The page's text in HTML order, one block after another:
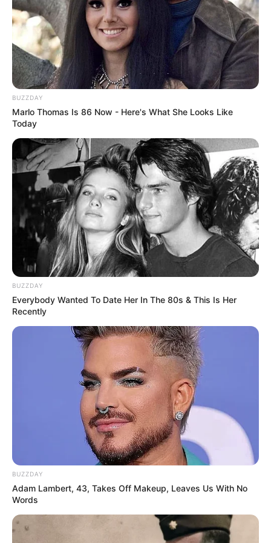
Auswahl von Veranstaltungen in Stralsund
und Umgebung:
Glenn Miller Orchestra
Die Show präsentiert Glenn Millers Big Band Sound
mit Uli Plettendorff und der Vocalgroup Moonlight
Serenaders in einem swingenden Erlebnis. Montag,
22.02.2027, 19.30 Uhr, Theater Vorpommern,
Stralsund. KARTENVORVERKAUF Theaterkasse
Stralsund, 0 38 31 / 26 46 124 und an den bekann...
mehr
Stadt/Ort: Stralsund
Beginn: 22.02.2027 19:30 Uhr
Ende: 22.02.2027 22:00 Uhr
Eintrittspreis: 45,00
Weitere Informationen:www.glenn-miller.de
Alle Veranstaltungen können hier kostenlos und ohne
Bilder von Sehenswürdigkeiten mit touristischen
Informationen über Stralsund:
BUZZDAY
Marlo Thomas Is 86 Now - Here's What She Looks Like
Today
BUZZDAY
Everybody Wanted To Date Her In The 80s & This Is Her
Recently
BUZZDAY
Adam Lambert, 43, Takes Off Makeup, Leaves Us With No
Words